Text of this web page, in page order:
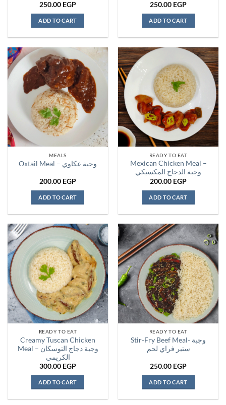
250.00 EGP
ADD TO CART
250.00 EGP
ADD TO CART
MEALS
Oxtail Meal – وجبة عكاوي
200.00 EGP
ADD TO CART
READY TO EAT
Mexican Chicken Meal –
وجبة الدجاج المكسيكي
200.00 EGP
ADD TO CART
READY TO EAT
Creamy Tuscan Chicken
Meal – وجبة دجاج التوسكان
الكريمي
300.00 EGP
ADD TO CART
READY TO EAT
Stir-Fry Beef Meal- وجبة
ستير فراي لحم
250.00 EGP
ADD TO CART